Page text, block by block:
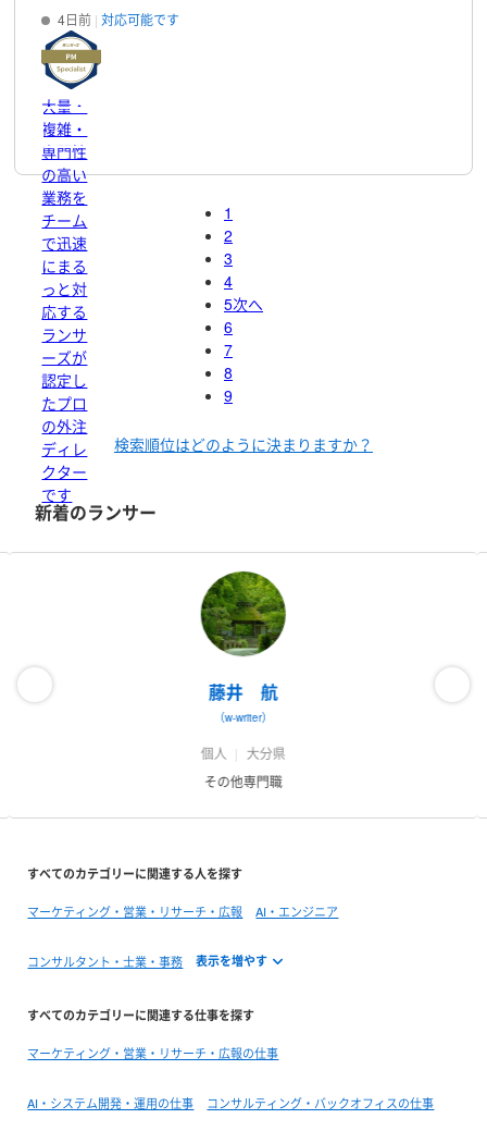
4日前 対応可能です
大量・
複雑・
専門性
の高い
業務を
チーム
で迅速
にまる
っと対
応する
ランサ
ーズが
認定し
たプロ
の外注
ディレ
クター
です
1
2
3
4
5
6
7
8
9
次へ
検索順位はどのように決まりますか？
新着のランサー
藤井 航
（w-writer）
個人
大分県
その他専門職
すべてのカテゴリーに関連する人を探す
マーケティング・営業・リサーチ・広報 AI・エンジニア
コンサルタント・士業・事務
すべてのカテゴリーに関連する仕事を探す
マーケティング・営業・リサーチ・広報の仕事
AI・システム開発・運用の仕事 コンサルティング・バックオフィスの仕事